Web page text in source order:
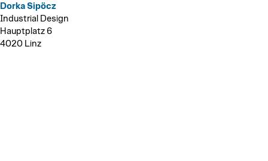
Dorka Sipöcz
Industrial Design
Hauptplatz 6
4020 Linz